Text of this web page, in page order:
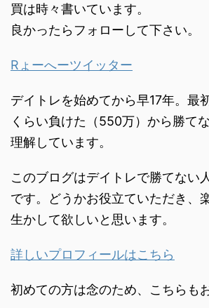
買は時々書いています。
良かったらフォローして下さい。
Rょーへーツイッター
デイトレを始めてから早17年。最
くらい負けた（550万）から勝て
理解しています。
このブログはデイトレで勝てない
です。どうかお役立ていただき、
生かして欲しいと思います。
詳しいプロフィールはこちら
初めての方は念のため、こちらも